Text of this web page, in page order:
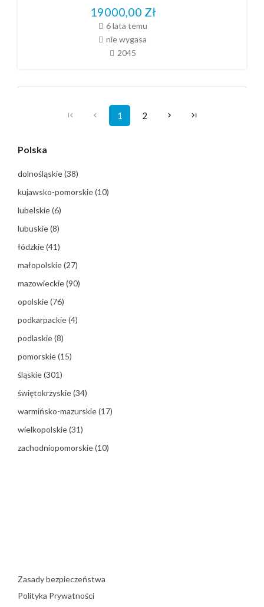
19000,00 Zł
6 lata temu
nie wygasa
2045
1 2
Polska
dolnośląskie(38)
kujawsko-pomorskie(10)
lubelskie(6)
lubuskie(8)
łódzkie(41)
małopolskie(27)
mazowieckie(90)
opolskie(76)
podkarpackie(4)
podlaskie(8)
pomorskie(15)
śląskie(301)
świętokrzyskie(34)
warmińsko-mazurskie(17)
wielkopolskie(31)
zachodniopomorskie(10)
Zasady bezpieczeństwa
Polityka Prywatności